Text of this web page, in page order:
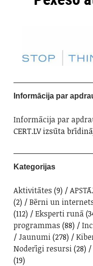
Informācija par
Informācija par
CERT.LV izsūta
Kategorijas
Aktivitātes (9)
(2)
Bērni un
(112)
Eksperti runā
programmas (88)
Jaunumi(278)
Noderīgi resursi(28)
(19)